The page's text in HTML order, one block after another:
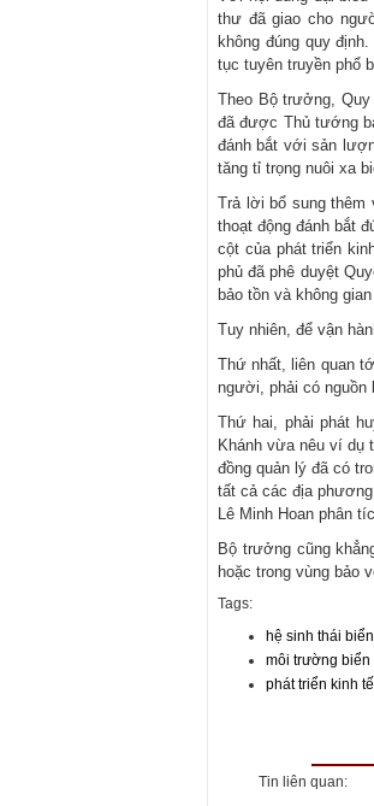
thư đã giao cho
không đúng quy
tục tuyên truyền phổ
Theo Bộ trưởng,
đã được Thủ tướng
đánh bắt với sản
tăng tỉ trọng nuôi xa
Trả lời bổ sung thêm
thoạt động đánh bắt
cột của phát triển
phủ đã phê duyệt
bảo tồn và không
Tuy nhiên, để vận
Thứ nhất, liên quan
người, phải có nguồn
Thứ hai, phải phát
Khánh vừa nêu ví dụ
đồng quản lý đã có
tất cả các địa
Lê Minh Hoan phân
Bộ trưởng cũng
hoặc trong vùng bảo
Tags:
hệ sinh thái biển
môi trường biển
phát triển kinh tế
Tin liên quan: